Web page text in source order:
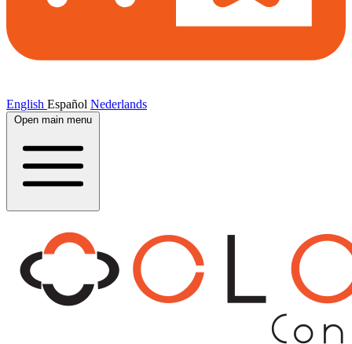
English Español Nederlands
Open main menu